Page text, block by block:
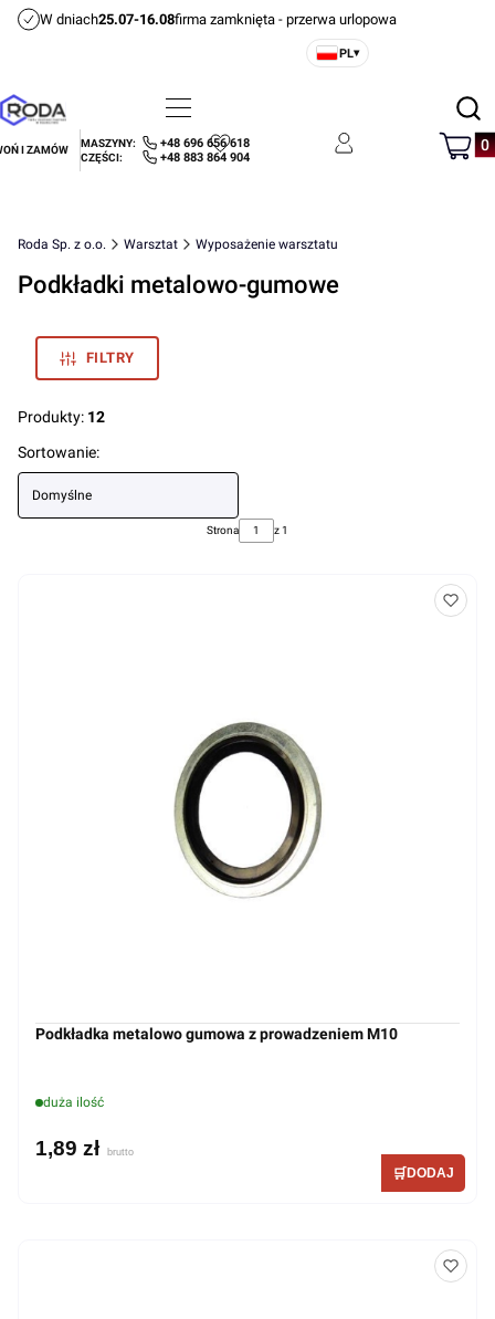
W dniach25.07-16.08firma zamknięta - przerwa urlopowa
PL▾
Menu Szukaj
I ZAMÓW
MASZYNY: +48 696 656 618
CZĘŚCI: +48 883 864 904
Ulubione Zaloguj się Koszyk
Roda Sp. z o.o. Warsztat Wyposażenie warsztatu
Podkładki metalowo-gumowe
FILTRY
Produkty: 12
Lista produktów
Sortowanie:
Domyślne
Strona z 1
Podkładka metalowo gumowa z prowadzeniem M10
duża ilość
1,89 zł